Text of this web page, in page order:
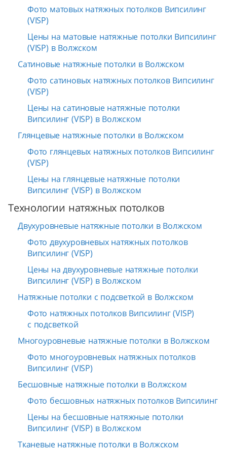
Фото матовых натяжных потолков Випсилинг
(VISP)
Цены на матовые натяжные потолки Випсилинг
(VISP) в Волжском
Сатиновые натяжные потолки в Волжском
Фото сатиновых натяжных потолков Випсилинг
(VISP)
Цены на сатиновые натяжные потолки
Випсилинг (VISP) в Волжском
Глянцевые натяжные потолки в Волжском
Фото глянцевых натяжных потолков Випсилинг
(VISP)
Цены на глянцевые натяжные потолки
Випсилинг (VISP) в Волжском
Технологии натяжных потолков
Двухуровневые натяжные потолки в Волжском
Фото двухуровневых натяжных потолков
Випсилинг (VISP)
Цены на двухуровневые натяжные потолки
Випсилинг (VISP) в Волжском
Натяжные потолки с подсветкой в Волжском
Фото натяжных потолков Випсилинг (VISP)
с подсветкой
Многоуровневые натяжные потолки в Волжском
Фото многоуровневых натяжных потолков
Випсилинг (VISP)
Бесшовные натяжные потолки в Волжском
Фото бесшовных натяжных потолков Випсилинг
Цены на бесшовные натяжные потолки
Випсилинг (VISP) в Волжском
Тканевые натяжные потолки в Волжском